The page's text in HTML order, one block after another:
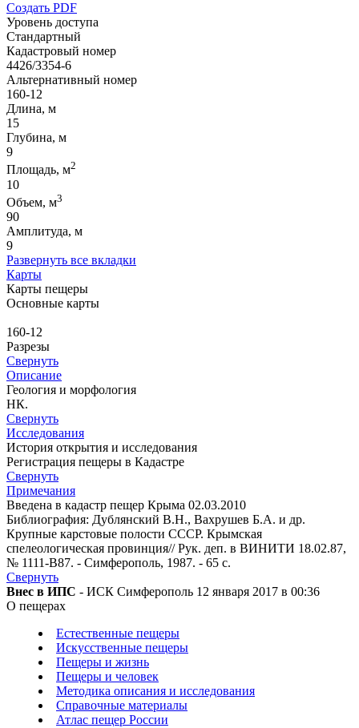
Создать PDF
Уровень доступа
Стандартный
Кадастровый номер
4426/3354-6
Альтернативный номер
160-12
Длина, м
15
Глубина, м
9
Площадь, м2
10
Объем, м3
90
Амплитуда, м
9
Развернуть все вкладки
Карты
Карты пещеры
Основные карты
160-12
Разрезы
Свернуть
Описание
Геология и морфология
НК.
Свернуть
Исследования
История открытия и исследования
Регистрация пещеры в Кадастре
Свернуть
Примечания
Введена в кадастр пещер Крыма 02.03.2010
Библиография: Дублянский В.Н., Вахрушев Б.А. и др.
Крупные карстовые полости СССР. Крымская
спелеологическая провинция// Рук. деп. в ВИНИТИ 18.02.87,
№ 1111-В87. - Симферополь, 1987. - 65 с.
Свернуть
Внес в ИПС - ИСК Симферополь 12 января 2017 в 00:36
О пещерах
Естественные пещеры
Искусственные пещеры
Пещеры и жизнь
Пещеры и человек
Методика описания и исследования
Справочные материалы
Атлас пещер России